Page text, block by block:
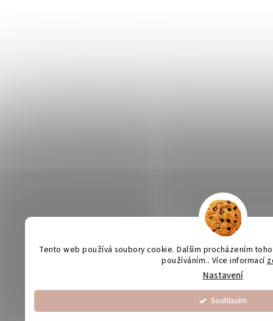
Tento web používá soubory cookie. Dalším procházením
používáním.. Více informací
Nastavení
Souhlasím